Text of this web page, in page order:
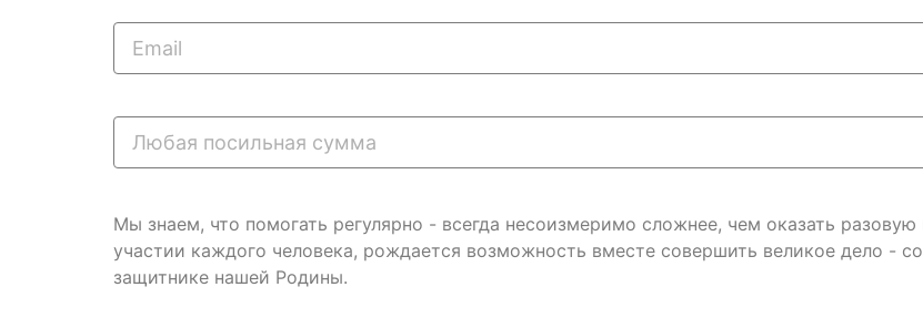
Мы знаем, что помогать регулярно - всегда несоизмеримо сложнее, чем оказать
участии каждого человека, рождается возможность вместе совершить великое дело -
защитнике нашей Родины.